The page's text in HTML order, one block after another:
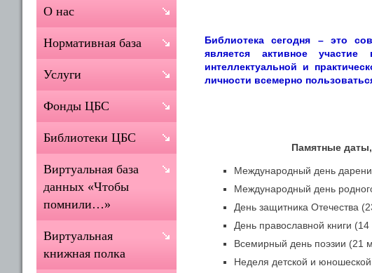
Библиотека сегодня – это
является активное
интеллектуальной и
личности всемерно
Памятные
Международный день
Международный день
День защитника Отечества
День православной книги
Всемирный день поэзии (21
Неделя детской и
О нас
Нормативная база
Услуги
Фонды ЦБС
Библиотеки ЦБС
Виртуальная база
данных «Чтобы
помнили…»
Виртуальная
книжная полка